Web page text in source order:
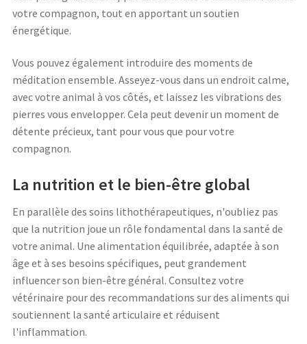
votre compagnon, tout en apportant un soutien
énergétique.
Vous pouvez également introduire des moments de
méditation ensemble. Asseyez-vous dans un endroit calme,
avec votre animal à vos côtés, et laissez les vibrations des
pierres vous envelopper. Cela peut devenir un moment de
détente précieux, tant pour vous que pour votre
compagnon.
La nutrition et le bien-être global
En parallèle des soins lithothérapeutiques, n'oubliez pas
que la nutrition joue un rôle fondamental dans la santé de
votre animal. Une alimentation équilibrée, adaptée à son
âge et à ses besoins spécifiques, peut grandement
influencer son bien-être général. Consultez votre
vétérinaire pour des recommandations sur des aliments qui
soutiennent la santé articulaire et réduisent
l'inflammation.